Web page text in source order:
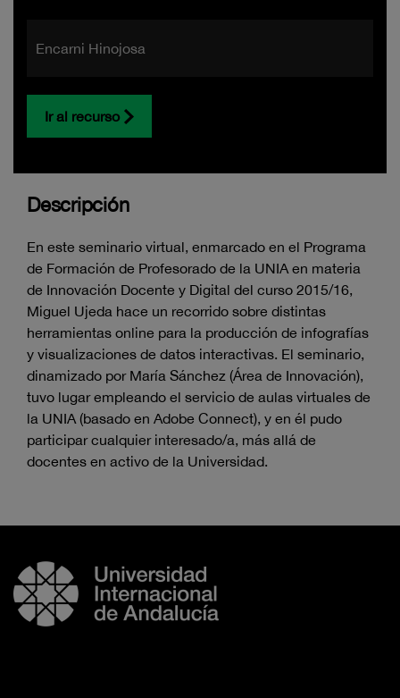
Encarni Hinojosa
Ir al recurso
Descripción
En este seminario virtual, enmarcado en el Programa
de Formación de Profesorado de la UNIA en materia
de Innovación Docente y Digital del curso 2015/16,
Miguel Ujeda hace un recorrido sobre distintas
herramientas online para la producción de infografías
y visualizaciones de datos interactivas. El seminario,
dinamizado por María Sánchez (Área de Innovación),
tuvo lugar empleando el servicio de aulas virtuales de
la UNIA (basado en Adobe Connect), y en él pudo
participar cualquier interesado/a, más allá de
docentes en activo de la Universidad.